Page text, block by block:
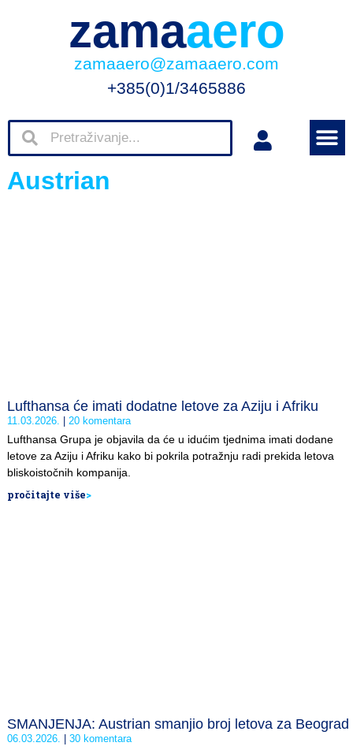
zamaaero
zamaaero@zamaaero.com
+385(0)1/3465886
Austrian
Lufthansa će imati dodatne letove za Aziju i Afriku
11.03.2026. 20 komentara
Lufthansa Grupa je objavila da će u idućim tjednima imati dodane
letove za Aziju i Afriku kako bi pokrila potražnju radi prekida letova
bliskoistočnih kompanija.
pročitajte više>
SMANJENJA: Austrian smanjio broj letova za Beograd
06.03.2026. 30 komentara